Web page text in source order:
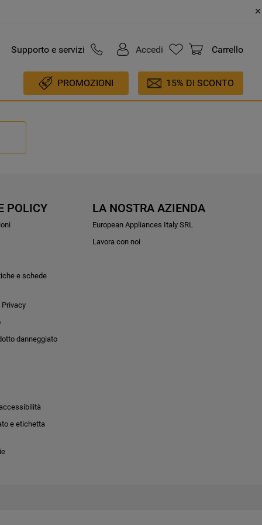
Supporto e servizi Accedi Carrello
PROMOZIONI 15% DI SCONTO
POLICY
e schede
danneggiato
e etichetta
LA NOSTRA AZIENDA
European Appliances Italy SRL
Lavora con noi